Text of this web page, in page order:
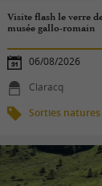
Visite flash le verre
musée gallo-romain
06/08/2026
Claracq
Sorties natures